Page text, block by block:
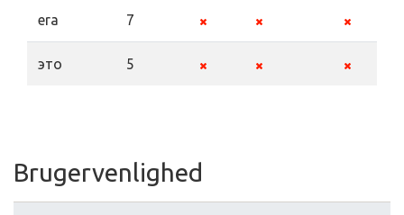
era 7
это 5
Brugervenlighed